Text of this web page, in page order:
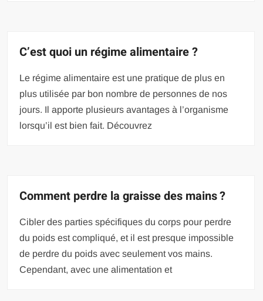
C’est quoi un régime alimentaire ?
Le régime alimentaire est une pratique de plus en
plus utilisée par bon nombre de personnes de nos
jours. Il apporte plusieurs avantages à l’organisme
lorsqu’il est bien fait. Découvrez
Comment perdre la graisse des mains ?
Cibler des parties spécifiques du corps pour perdre
du poids est compliqué, et il est presque impossible
de perdre du poids avec seulement vos mains.
Cependant, avec une alimentation et